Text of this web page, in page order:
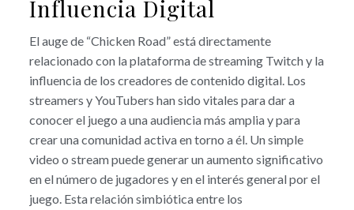
Influencia Digital
El auge de “Chicken Road” está directamente
relacionado con la plataforma de streaming Twitch y la
influencia de los creadores de contenido digital. Los
streamers y YouTubers han sido vitales para dar a
conocer el juego a una audiencia más amplia y para
crear una comunidad activa en torno a él. Un simple
video o stream puede generar un aumento significativo
en el número de jugadores y en el interés general por el
juego. Esta relación simbiótica entre los